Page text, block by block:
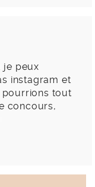
je peux
instagram et
pourrions tout
concours,